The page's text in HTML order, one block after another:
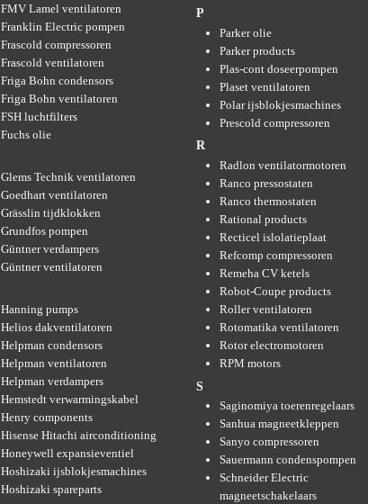
FMV Lamel ventilatoren
Franklin Electric pompen
Frascold compressoren
Frascold ventilatoren
Friga Bohn condensors
Friga Bohn ventilatoren
FSH luchtfilters
Fuchs olie
Glems Technik ventilatoren
Goedhart ventilatoren
Grässlin tijdklokken
Grundfos pompen
Güntner verdampers
Güntner ventilatoren
Hanning pumps
Helios dakventilatoren
Helpman condensors
Helpman ventilatoren
Helpman verdampers
Hemstedt verwarmingskabel
Henry components
Hisense Hitachi airconditioning
Honeywell expansieventiel
Hoshizaki ijsblokjesmachines
Hoshizaki spareparts
P
Parker olie
Parker products
Plas-cont doseerpompen
Plaset ventilatoren
Polar ijsblokjesmachines
Prescold compressoren
R
Radlon ventilatormotoren
Ranco pressostaten
Ranco thermostaten
Rational products
Recticel islolatieplaat
Refcomp compressoren
Remeha CV ketels
Robot-Coupe products
Roller ventilatoren
Rotomatika ventilatoren
Rotor electromotoren
RPM motors
S
Saginomiya toerenregelaars
Sanhua magneetkleppen
Sanyo compressoren
Sauermann condenspompen
Schneider Electric
magneetschakelaars